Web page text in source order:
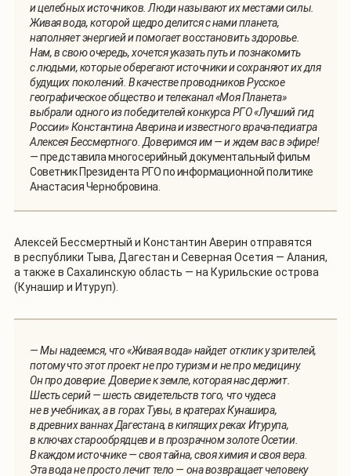
и целебных источников. Люди называют их местами силы.
Живая вода, которой щедро делится с нами планета,
наполняет энергией и помогает восстановить здоровье.
Нам, в свою очередь, хочется указать путь и познакомить
с людьми, которые оберегают источники и сохраняют их для
будущих поколений. В качестве проводников Русское
географическое общество и телеканал «Моя Планета»
выбрали одного из победителей конкурса РГО «Лучший гид
России» Константина Аверина и известного врача-педиатра
Алексея Бессмертного. Доверимся им — и ждем вас в эфире!
—представила многосерийный документальный фильм
Советник Президента РГО по информационной политике
Анастасия Чернобровина.
Алексей Бессмертный и Константин Аверин отправятся
в республики Тыва, Дагестан и Северная Осетия — Алания,
а также в Сахалинскую область — на Курильские острова
(Кунашир и Итуруп).
— Мы надеемся, что «Живая вода» найдет отклик у зрителей,
потому что этот проект не про туризм и не про медицину.
Он про доверие. Доверие к земле, которая нас держит.
Шесть серий — шесть свидетельств того, что чудеса
не в учебниках, а в горах Тувы, в кратерах Кунашира,
в древних ваннах Дагестана, в кипящих реках Итурупа,
в ключах старообрядцев и в прозрачном золоте Осетии.
В каждом источнике — своя тайна, своя химия и своя вера.
Эта вода не просто лечит тело — она возвращает человеку